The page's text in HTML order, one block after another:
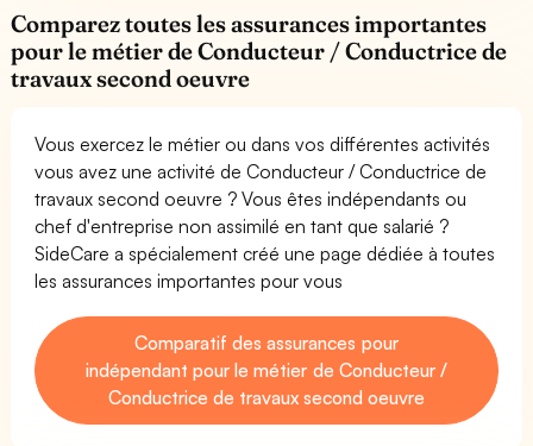
Comparez toutes les assurances importantes
pour le métier de Conducteur / Conductrice de
travaux second oeuvre
Vous exercez le métier ou dans vos différentes activités
vous avez une activité de Conducteur / Conductrice de
travaux second oeuvre ? Vous êtes indépendants ou
chef d'entreprise non assimilé en tant que salarié ?
SideCare a spécialement créé une page dédiée à toutes
les assurances importantes pour vous
Comparatif des assurances pour
indépendant pour le métier de Conducteur /
Conductrice de travaux second oeuvre